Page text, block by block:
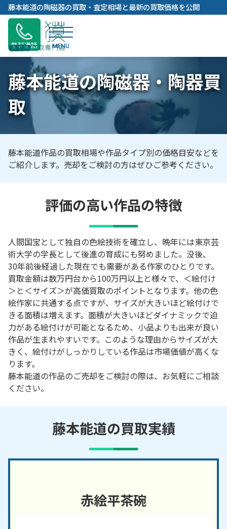
内
容
キ
ッ
プ
藤本能道の陶磁器の買取・査定相場と最新の買取価格を公開
無料通話
藤本能道の陶磁器・陶器買
取
藤本能道作品の買取相場や作品タイプ別の価格目安などを
ご紹介します。売却をご検討の方はぜひご参考ください。
評価の高い作品の特徴
人間国宝として独自の色絵技術を確立し、晩年には東京芸
術大学の学長として後進の育成にも努めました。没後、
30年前後経過した現在でも需要がある作家のひとりです。
買取金額は数万円台から100万円以上と様々で、＜絵付け
＞と＜サイズ＞が高価買取のポイントとなります。他の色
絵作家に共通する点ですが、サイズが大きいほど絵付けで
きる面積は増えます。面積が大きいほどダイナミックで迫
力がある絵付けが可能となるため、小品よりも出来が良い
作品が生まれやすいです。このような理由からサイズが大
きく、絵付けがしっかりしている作品は市場価値が高くな
ります。
藤本能道の作品のご売却をご検討の際は、お気軽にご相談
ください。
藤本能道の買取実績
赤絵平茶碗